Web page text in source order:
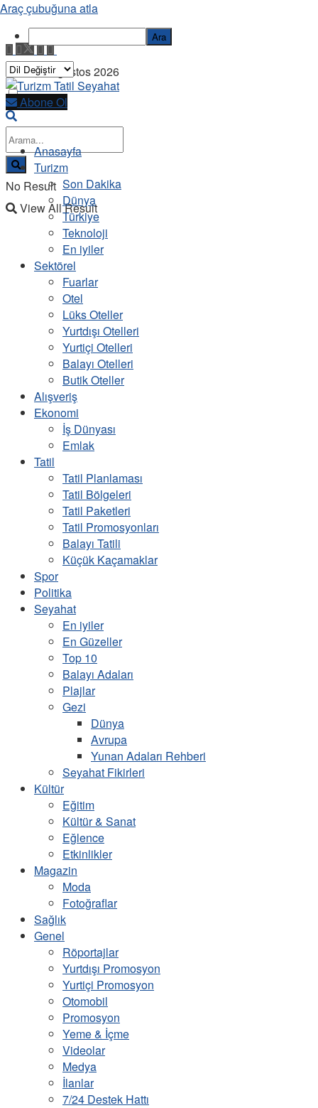
Pazar, 9 Ağustos 2026
No Result
View All Result
Abone Ol
Anasayfa
Turizm
Son Dakika
Dünya
Türkiye
Teknoloji
En iyiler
Sektörel
Fuarlar
Otel
Lüks Oteller
Yurtdışı Otelleri
Yurtiçi Otelleri
Balayı Otelleri
Butik Oteller
Alışveriş
Ekonomi
İş Dünyası
Emlak
Tatil
Tatil Planlaması
Tatil Bölgeleri
Tatil Paketleri
Tatil Promosyonları
Balayı Tatili
Küçük Kaçamaklar
Spor
Politika
Seyahat
En iyiler
En Güzeller
Top 10
Balayı Adaları
Plajlar
Gezi
Dünya
Avrupa
Yunan Adaları Rehberi
Seyahat Fikirleri
Kültür
Eğitim
Kültür & Sanat
Eğlence
Etkinlikler
Magazin
Moda
Fotoğraflar
Sağlık
Genel
Röportajlar
Yurtdışı Promosyon
Yurtiçi Promosyon
Otomobil
Promosyon
Yeme & İçme
Videolar
Medya
İlanlar
7/24 Destek Hattı
Araç çubuğuna atla
Ara